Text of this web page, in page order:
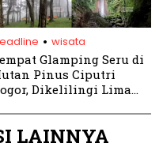
. wisata
Glamping Seru di
Pinus Ciputri
Dikelilingi Lima
LAINNYA